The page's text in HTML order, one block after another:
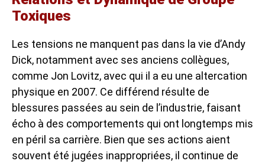
Toxiques
Les tensions ne manquent pas dans la vie d’Andy
Dick, notamment avec ses anciens collègues,
comme Jon Lovitz, avec qui il a eu une altercation
physique en 2007. Ce différend résulte de
blessures passées au sein de l’industrie, faisant
écho à des comportements qui ont longtemps mis
en péril sa carrière. Bien que ses actions aient
souvent été jugées inappropriées, il continue de